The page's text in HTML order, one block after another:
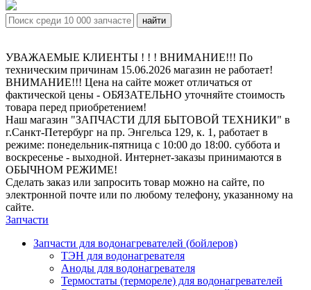
УВАЖАЕМЫЕ КЛИЕНТЫ ! ! ! ВНИМАНИЕ!!! По
техническим причинам 15.06.2026 магазин не работает!
ВНИМАНИЕ!!! Цена на сайте может отличаться от
фактической цены - ОБЯЗАТЕЛЬНО уточняйте стоимость
товара перед приобретением!
Наш магазин "ЗАПЧАСТИ ДЛЯ БЫТОВОЙ ТЕХНИКИ" в
г.Санкт-Петербург на пр. Энгельса 129, к. 1, работает в
режиме: понедельник-пятница с 10:00 до 18:00. суббота и
воскресенье - выходной. Интернет-заказы принимаются в
ОБЫЧНОМ РЕЖИМЕ!
Сделать заказ или запросить товар можно на сайте, по
электронной почте или по любому телефону, указанному на
сайте.
Запчасти
Запчасти для водонагревателей (бойлеров)
ТЭН для водонагревателя
Аноды для водонагревателя
Термостаты (термореле) для водонагревателей